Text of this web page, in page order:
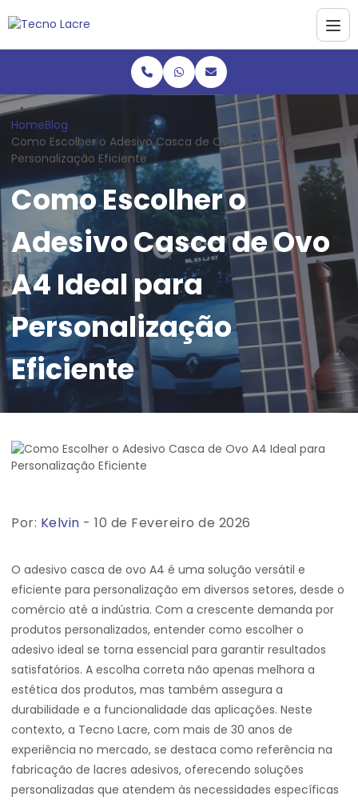
HomeBlog
Como Escolher o Adesivo Casca de Ovo A4 Ideal para
Personalização Eficiente
Como Escolher o
Adesivo Casca de Ovo
A4 Ideal para
Personalização
Eficiente
Por: Kelvin - 10 de Fevereiro de 2026
O adesivo casca de ovo A4 é uma solução versátil e
eficiente para personalização em diversos setores, desde o
comércio até a indústria. Com a crescente demanda por
produtos personalizados, entender como escolher o
adesivo ideal se torna essencial para garantir resultados
satisfatórios. A escolha correta não apenas melhora a
estética dos produtos, mas também assegura a
durabilidade e a funcionalidade das aplicações. Neste
contexto, a Tecno Lacre, com mais de 30 anos de
experiência no mercado, se destaca como referência na
fabricação de lacres adesivos, oferecendo soluções
personalizadas que atendem às necessidades específicas